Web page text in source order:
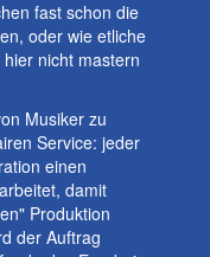
fast schon die
oder wie etliche
nicht mastern
Musiker zu
Service: jeder
einen
damit
Produktion
der Auftrag